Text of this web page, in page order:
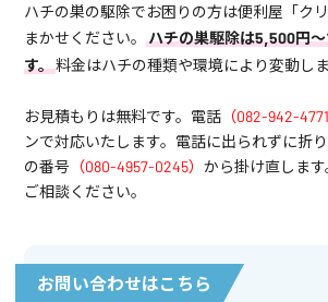
ハチの巣の駆除でお困りの方は便利屋「ク
まかせください。ハチの巣駆除は5,500円
す。料金はハチの種類や環境により変動しま
お見積もりは無料です。電話 （082-942-4771
ンで対応いたします。電話に出られずに折
の番号 （080-4957-0245）から掛け直しま
ご相談ください。
お問い合わせはこちら